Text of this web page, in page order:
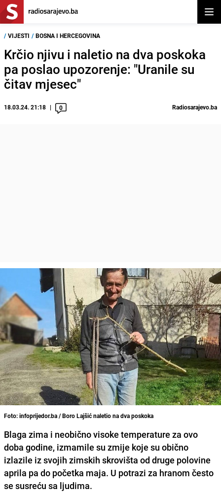
/ VIJESTI / BOSNA I HERCEGOVINA
Krčio njivu i naletio na dva poskoka
pa poslao upozorenje: "Uranile su
čitav mjesec"
18.03.24. 21:18 0 Radiosarajevo.ba
Foto: infoprijedor.ba / Boro Lajšić naletio na dva poskoka
Blaga zima i neobično visoke temperature za ovo
doba godine, izmamile su zmije koje su obično
izlazile iz svojih zimskih skrovišta od druge polovine
aprila pa do početka maja. U potrazi za hranom često
se susreću sa ljudima.